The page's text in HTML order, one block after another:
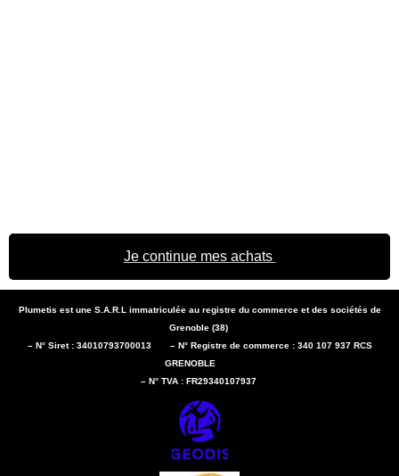
Je continue mes achats
Plumetis est une S.A.R.L immatriculée au registre du commerce et des sociétés de
Grenoble (38)
– N° Siret : 34010793700013 – N° Registre de commerce : 340 107 937 RCS
GRENOBLE
– N° TVA : FR29340107937